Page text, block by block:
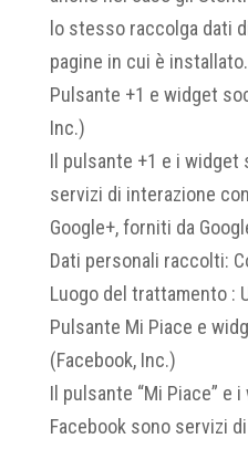
lo stesso raccolga dati
pagine in cui è installato.
Pulsante +1 e widget
Inc.)
Il pulsante +1 e i widget
servizi di interazione
Google+, forniti da
Dati personali raccolti:
Luogo del trattamento :
Pulsante Mi Piace e
(Facebook, Inc.)
Il pulsante “Mi Piace” e
Facebook sono servizi